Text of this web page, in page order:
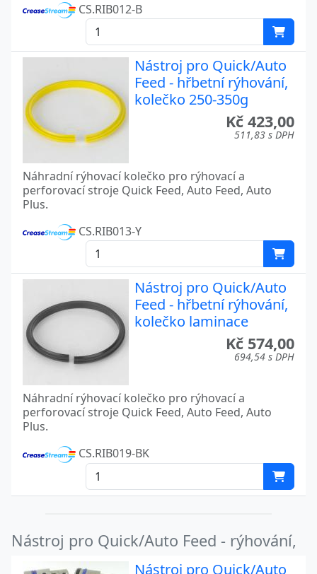
CS.RIB012-B
Nástroj pro Quick/Auto
Feed - hřbetní rýhování,
kolečko 250-350g
Kč 423,00
511,83 s DPH
Náhradní rýhovací kolečko pro rýhovací a
perforovací stroje Quick Feed, Auto Feed, Auto
Plus.
CS.RIB013-Y
Nástroj pro Quick/Auto
Feed - hřbetní rýhování,
kolečko laminace
Kč 574,00
694,54 s DPH
Náhradní rýhovací kolečko pro rýhovací a
perforovací stroje Quick Feed, Auto Feed, Auto
Plus.
CS.RIB019-BK
Nástroj pro Quick/Auto Feed - rýhování,
Nástroj pro Quick/Auto